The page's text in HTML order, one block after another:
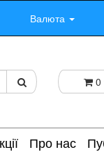
Валюта
0
Про нас